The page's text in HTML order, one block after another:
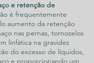
e retenção de
é frequentemente
aumento da retenção
nas pernas, tornozelos
linfática na gravidez
do excesso de líquidos,
e proporcionando um